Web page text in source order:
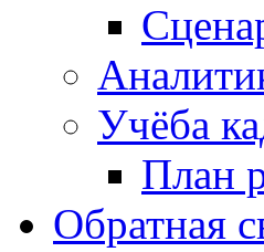
Учёба
План
Обратная